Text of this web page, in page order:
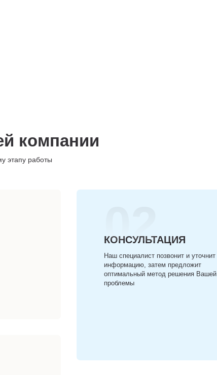
компании
этапу работы
02
КОНСУЛЬТАЦИЯ
Наш специалист позвонит и уточнит
информацию, затем предложит
оптимальный метод решения Вашей
проблемы